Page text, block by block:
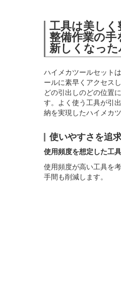
工具は美しく
整備作業の手
新しくなっ
ハイメカツールセット
ールに素早くアクセス
どの引出しのどの位置
す。よく使う工具が引
納を実現したハイメカ
使いやすさを追
使用頻度を想定した工
使用頻度が高い工具を
手間も削減します。